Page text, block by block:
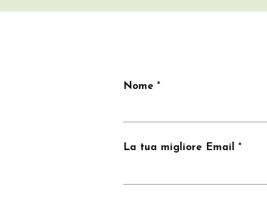
Nome
La tua migliore Email